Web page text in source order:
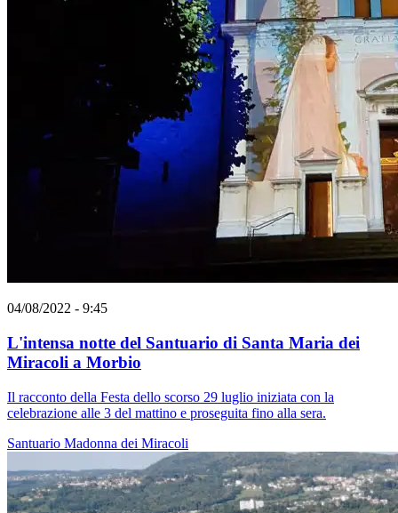
04/08/2022 - 9:45
L'intensa notte del Santuario di Santa Maria dei
Miracoli a Morbio
Il racconto della Festa dello scorso 29 luglio iniziata con la
celebrazione alle 3 del mattino e proseguita fino alla sera.
Santuario Madonna dei Miracoli